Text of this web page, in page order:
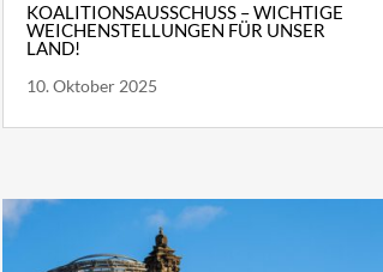
KOALITIONSAUSSCHUSS – WICHTIGE
WEICHENSTELLUNGEN FÜR UNSER
LAND!
10. Oktober 2025